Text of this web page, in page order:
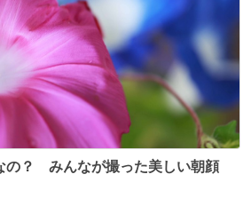
の？ みんなが撮った美しい朝顔